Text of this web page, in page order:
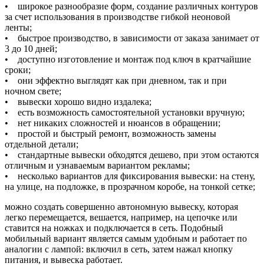
• широкое разнообразие форм, создание различных контуров
за счет использования в производстве гибкой неоновой
ленты;
• быстрое производство, в зависимости от заказа занимает от
3 до 10 дней;
• доступно изготовление и монтаж под ключ в кратчайшие
сроки;
• они эффектно выглядят как при дневном, так и при
ночном свете;
• вывески хорошо видно издалека;
• есть возможность самостоятельной установки вручную;
• нет никаких сложностей и нюансов в обращении;
• простой и быстрый ремонт, возможность замены
отдельной детали;
• стандартные вывески обходятся дешево, при этом остаются
отличным и узнаваемым вариантом рекламы;
• несколько вариантов для фиксирования вывески: на стену,
на улице, на подложке, в прозрачном коробе, на тонкой сетке;
можно создать совершенно автономную вывеску, которая
легко перемещается, вешается, например, на цепочке или
ставится на ножках и подключается в сеть. Подобный
мобильный вариант является самым удобным и работает по
аналогии с лампой: включил в сеть, затем нажал кнопку
питания, и вывеска работает.